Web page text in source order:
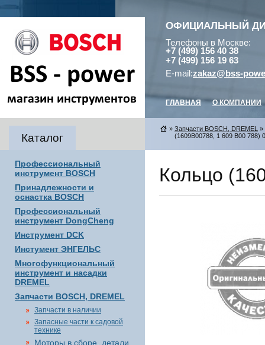
ОФИЦИАЛЬНЫЙ
Телефоны в Москве:
+7 (499) 156 40 38
+7 (499) 156 19 63
E-mail:zakaz@bss-
ГЛАВНАЯ О КОМПАНИИ
Каталог
Профессиональный
инструмент BOSCH
Принадлежности и
оснастка BOSCH
Профессиональный
инструмент DongCheng
Инструмент DCK
Инстумент ЭНГЕЛЬС
Многофункциональный
инструмент и насадки
DREMEL
Запчасти BOSCH, DREMEL
Запчасти в наличии
Запасные части к садовой
технике
Моторы в сборе, детали
» Запчасти BOSCH, DREMEL »
(1609B00788, 1 609 B00 788)
Кольцо